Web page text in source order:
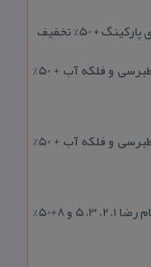
50% تخفیف
لیست هتل آپارتمان های مشهد در هتل خیابان طبرسی و فلکه آب + 50%
لیست هتل آپارتمان های مشهد در هتل خیابان طبرسی و فلکه آب + 50%
رزرو هتل در خیابان امام رضا مشهد | هتل‌ های امام رضا 1، 2، 3، 5 و 8+50%